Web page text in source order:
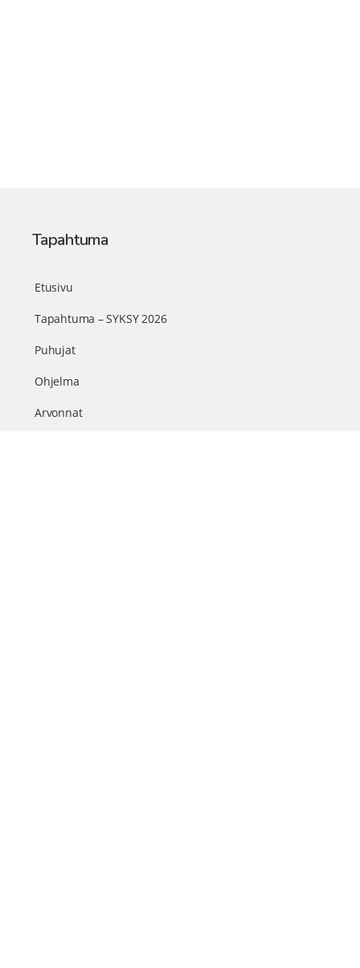
Tapahtuma
Etusivu
Tapahtuma – SYKSY 2026
Puhujat
Ohjelma
Arvonnat